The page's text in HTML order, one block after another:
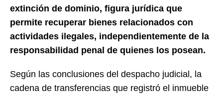
extinción de dominio, figura jurídica que
permite recuperar bienes relacionados con
actividades ilegales, independientemente de la
responsabilidad penal de quienes los posean.
Según las conclusiones del despacho judicial, la
cadena de transferencias que registró el inmueble